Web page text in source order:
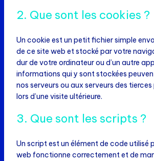
2. Que sont les cookies ?
Un cookie est un petit fichier simple
de ce site web et stocké par votre
dur de votre ordinateur ou d’un autre
informations qui y sont stockées
nos serveurs ou aux serveurs des
lors d’une visite ultérieure.
3. Que sont les scripts ?
Un script est un élément de code utilisé
web fonctionne correctement et de